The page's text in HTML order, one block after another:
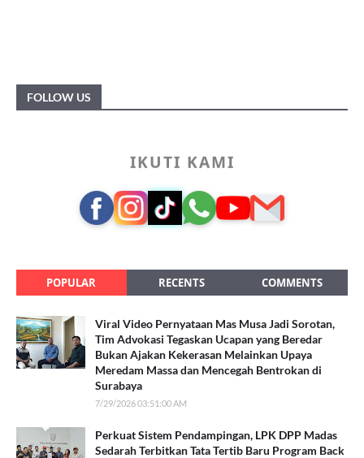
FOLLOW US
IKUTI KAMI
POPULAR RECENTS COMMENTS
Viral Video Pernyataan Mas Musa Jadi Sorotan,
Tim Advokasi Tegaskan Ucapan yang Beredar
Bukan Ajakan Kekerasan Melainkan Upaya
Meredam Massa dan Mencegah Bentrokan di
Surabaya
7/29/2026 03:51:00 AM
Perkuat Sistem Pendampingan, LPK DPP Madas
Sedarah Terbitkan Tata Tertib Baru Program Back